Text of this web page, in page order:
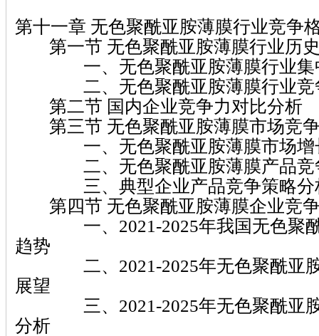
第十一章 无色聚酰亚胺薄膜行业竞争
第一节 无色聚酰亚胺薄膜行业历
一、无色聚酰亚胺薄膜行业集
二、无色聚酰亚胺薄膜行业竞
第二节 国内企业竞争力对比分析
第三节 无色聚酰亚胺薄膜市场竞
一、无色聚酰亚胺薄膜市场增
二、无色聚酰亚胺薄膜产品竞
三、典型企业产品竞争策略分
第四节 无色聚酰亚胺薄膜企业竞
一、2021-2025年我国无色聚酰
趋势
二、2021-2025年无色聚酰亚胺
展望
三、2021-2025年无色聚酰亚胺
分析